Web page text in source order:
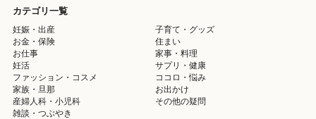
カテゴリ一覧
妊娠・出産
子育て・グッズ
お金・保険
住まい
お仕事
家事・料理
妊活
サプリ・健康
ファッション・コスメ
ココロ・悩み
家族・旦那
お出かけ
産婦人科・小児科
その他の疑問
雑談・つぶやき